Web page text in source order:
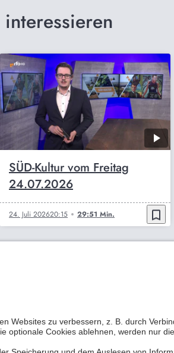
SÜD-Kultur vom Freitag
24.07.2026
24. Juli 202620:15 29:51 Min. bookmark_border